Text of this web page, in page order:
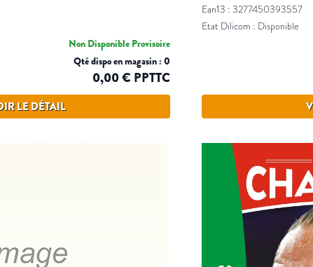
Non Disponible Provisoire
Qté dispo en magasin : 0
0,00 € PPTTC
LE DÉTAIL
Ean13 : 3277450393557
Etat Dilicom : Disponible